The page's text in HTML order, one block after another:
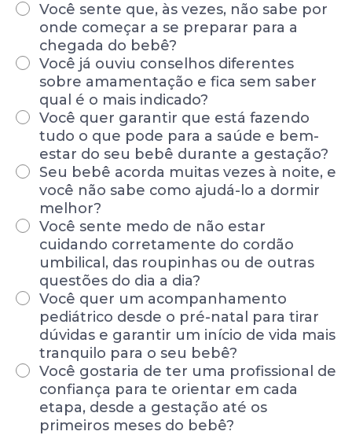
Você sente que, às vezes, não sabe por
onde começar a se preparar para a
chegada do bebê?
Você já ouviu conselhos diferentes
sobre amamentação e fica sem saber
qual é o mais indicado?
Você quer garantir que está fazendo
tudo o que pode para a saúde e bem-
estar do seu bebê durante a gestação?
Seu bebê acorda muitas vezes à noite, e
você não sabe como ajudá-lo a dormir
melhor?
Você sente medo de não estar
cuidando corretamente do cordão
umbilical, das roupinhas ou de outras
questões do dia a dia?
Você quer um acompanhamento
pediátrico desde o pré-natal para tirar
dúvidas e garantir um início de vida mais
tranquilo para o seu bebê?
Você gostaria de ter uma profissional de
confiança para te orientar em cada
etapa, desde a gestação até os
primeiros meses do bebê?